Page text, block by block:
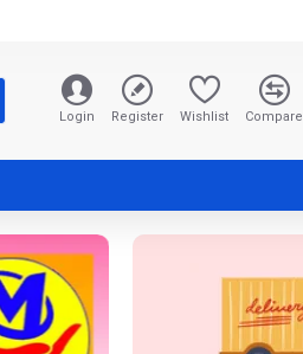
Login Register Wishlist Compare